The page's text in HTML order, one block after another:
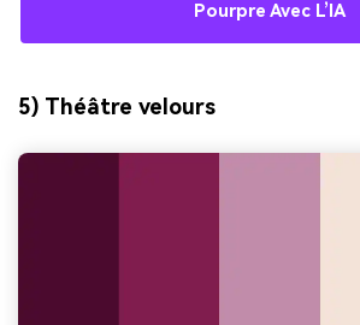
Pourpre Avec L’IA
5) Théâtre velours